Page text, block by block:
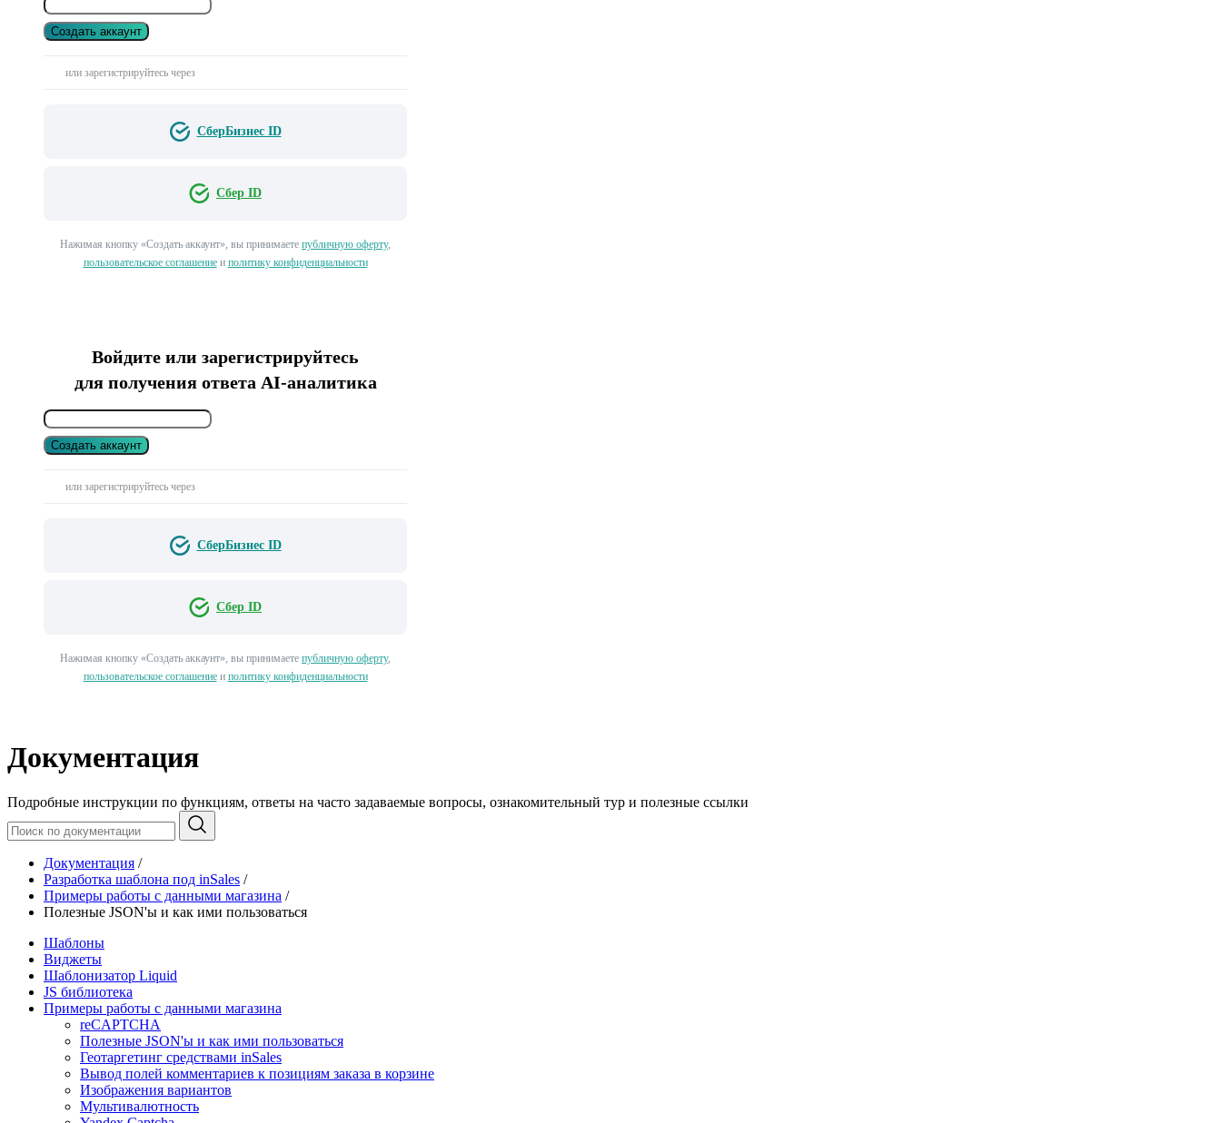
Создать аккаунт
или зарегистрируйтесь через
СберБизнес ID
Сбер ID
Нажимая кнопку «Создать аккаунт», вы принимаете публичную оферту,
пользовательское соглашениеи политику конфиденциальности
Войдите или зарегистрируйтесь
для получения ответа AI-аналитика
Создать аккаунт
или зарегистрируйтесь через
СберБизнес ID
Сбер ID
Нажимая кнопку «Создать аккаунт», вы принимаете публичную оферту,
пользовательское соглашениеи политику конфиденциальности
Документация
Подробные инструкции по функциям, ответы на часто задаваемые вопросы, ознакомительный тур и полезные ссылки
Документация /
Разработка шаблона под inSales /
Примеры работы с данными магазина /
Полезные JSON'ы и как ими пользоваться
Шаблоны
Виджеты
Шаблонизатор Liquid
JS библиотека
Примеры работы с данными магазина
reCAPTCHA
Полезные JSON'ы и как ими пользоваться
Геотаргетинг средствами inSales
Вывод полей комментариев к позициям заказа в корзине
Изображения вариантов
Мультивалютность